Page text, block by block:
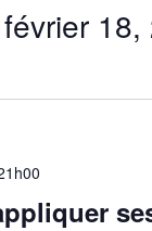
février 18,